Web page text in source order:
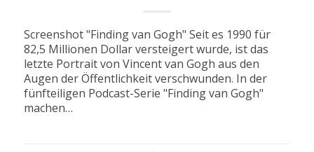
Screenshot "Finding van Gogh" Seit es 1990 für
82,5 Millionen Dollar versteigert wurde, ist das
letzte Portrait von Vincent van Gogh aus den
Augen der Öffentlichkeit verschwunden. In der
fünfteiligen Podcast-Serie "Finding van Gogh"
machen…